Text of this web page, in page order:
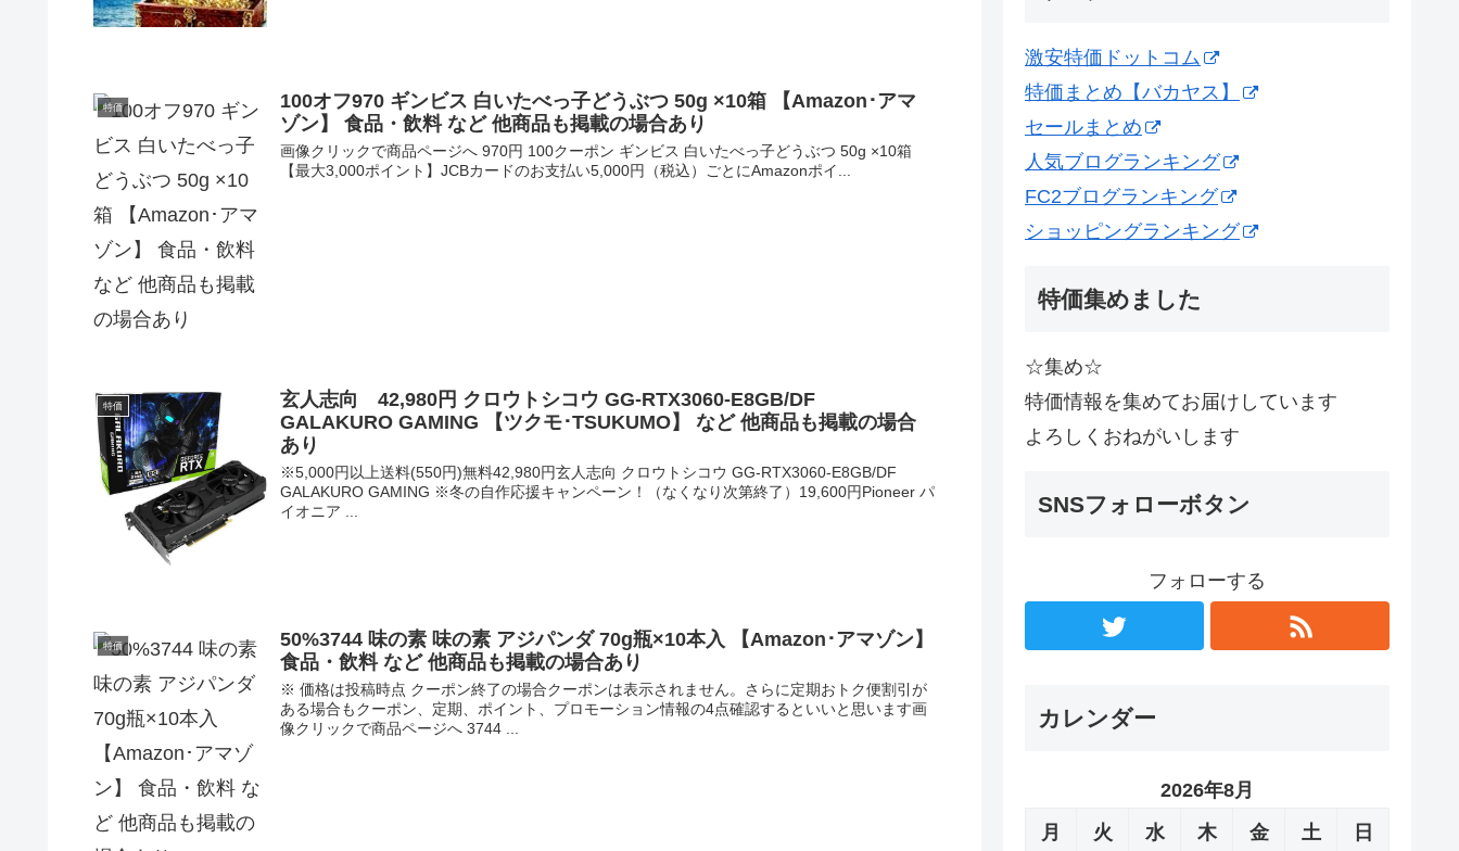
特価
100オフ970 ギンビス 白いたべっ子どうぶつ 50g ×10箱 【Amazon･アマ
ゾン】 食品・飲料 など 他商品も掲載の場合あり
画像クリックで商品ページへ 970円 100クーポン ギンビス 白いたべっ子どうぶつ 50g ×10箱
【最大3,000ポイント】JCBカードのお支払い5,000円（税込）ごとにAmazonポイ...
特価
玄人志向 42,980円 クロウトシコウ GG-RTX3060-E8GB/DF
GALAKURO GAMING 【ツクモ･TSUKUMO】 など 他商品も掲載の場合
あり
※5,000円以上送料(550円)無料42,980円玄人志向 クロウトシコウ GG-RTX3060-E8GB/DF
GALAKURO GAMING ※冬の自作応援キャンペーン！（なくなり次第終了）19,600円Pioneer パ
イオニア ...
特価
50%3744 味の素 味の素 アジパンダ 70g瓶×10本入 【Amazon･アマゾン】
食品・飲料 など 他商品も掲載の場合あり
※ 価格は投稿時点 クーポン終了の場合クーポンは表示されません。さらに定期おトク便割引が
ある場合もクーポン、定期、ポイント、プロモーション情報の4点確認するといいと思います画
像クリックで商品ページへ 3744 ...
激安特価ドットコム
特価まとめ【バカヤス】
セールまとめ
人気ブログランキング
FC2ブログランキング
ショッピングランキング
特価集めました
☆集め☆
特価情報を集めてお届けしています
よろしくおねがいします
SNSフォローボタン
フォローする
カレンダー
2026年8月
月
火 水 木 金 土 日